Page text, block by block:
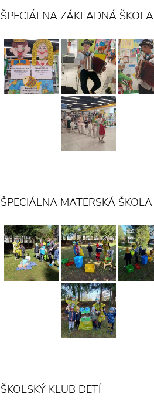
ŠPECIÁLNA ZÁKLADNÁ ŠKOLA
ŠPECIÁLNA MATERSKÁ ŠKOLA
ŠKOLSKÝ KLUB DETÍ